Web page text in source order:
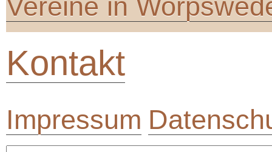
Vereine in
Kontakt
Impressum